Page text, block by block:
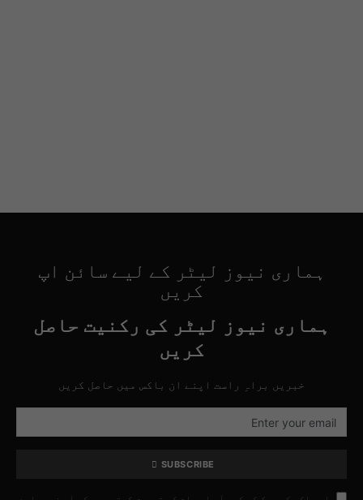
ہماری نیوز لیٹر کے لیے سائن اپ
کریں
ہماری نیوز لیٹر کی رکنیت حاصل
کریں
خبریں براہِ راست اپنے ان باکس میں حاصل کریں
SUBSCRIBE